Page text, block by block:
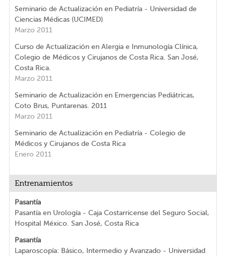
Seminario de Actualización en Pediatría - Universidad de
Ciencias Médicas (UCIMED)
Marzo 2011
Curso de Actualización en Alergia e Inmunología Clínica,
Colegio de Médicos y Cirujanos de Costa Rica. San José,
Costa Rica.
Marzo 2011
Seminario de Actualización en Emergencias Pediátricas,
Coto Brus, Puntarenas. 2011
Marzo 2011
Seminario de Actualización en Pediatría - Colegio de
Médicos y Cirujanos de Costa Rica
Enero 2011
Entrenamientos
Pasantía
Pasantía en Urología - Caja Costarricense del Seguro Social,
Hospital México. San José, Costa Rica
Pasantía
Laparoscopía: Básico, Intermedio y Avanzado - Universidad